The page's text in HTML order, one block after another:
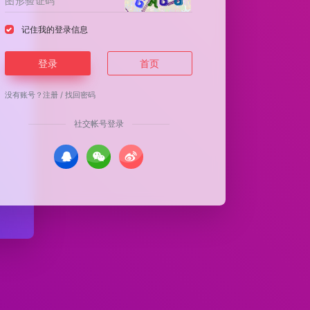
记住我的登录信息
登录 首页
没有账号？注册 /找回密码
社交帐号登录